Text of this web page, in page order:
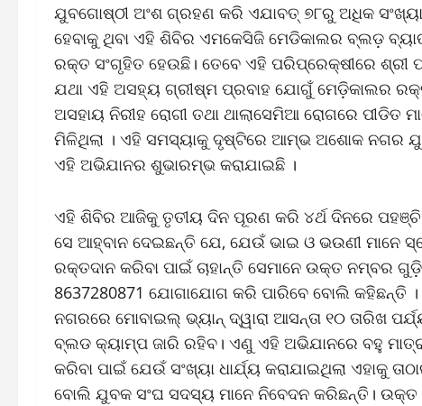
ଯୁବଗୋଷ୍ଠୀ ଅଂଶ ଗ୍ରହଣ କରି ଏଯାବତ୍ ୭୮ରୁ ଅଧିକ
ହେବାକୁ ଥିବା ଏହି ଶିବିର ଏମକେସିଜି ମେଡିକାଲର ବ୍ଲଡ଼
ରକ୍ତ ସଂଗୃହିତ ହେଉଛି। ତେବେ ଏହି ପରିପ୍ରେକ୍ଷୀରେ ଶ୍ରୀ
ଯଥା ଏହି ଅସହ୍ୟ ଗ୍ରୀଷ୍ମ ପ୍ରବାହ ଯୋଗୁଁ ମେଡ଼ିକାଲର
ଅସହାୟ ନିରୀହ ରୋଗୀ ତଥା ଥାଲାସେମିଆ ରୋଗରେ ପୀଡିତ
ମିଳିଥିଲା । ଏହି ସମସ୍ୟାକୁ ଦୃଷ୍ଟିରେ ଆମ୍ଭ ଅଶୋକ ନଗର ଯୁବ
ଏହି ଅଭିଯାନର ଶୁଭାରମ୍ଭ କରାଯାଇଛି ।
ଏହି ଶିବିର ଆଜିକୁ ତୃତୀୟ ଦିନ ପୂରଣ କରି ୪ର୍ଥ ଦିନରେ ପହଞ୍ଚି
ସେ ଆହ୍ବାନ ଦେଇଛନ୍ତି ଯେ, ଯେଉଁ ଭାଇ ଓ ଭଉଣୀ ମାନେ
ରକ୍ତଦାନ କରିବା ପାଇଁ ଚାହାନ୍ତି ସେମାନେ ଉକ୍ତ ନମ୍ବର
8637280871 ଯୋଗାଯୋଗ କରି ପାରିବେ ବୋଲି କହିଛନ୍ତି
ନଗରରେ ମୋବାଇଲ୍ ଭ୍ୟାନ୍ ଦ୍ୱାରା ଆସନ୍ତା ୧୦ ତାରିଖ
ବ୍ଲଡ କ୍ୟାମ୍ପ ଜାରି ରହିବ। ଏଣୁ ଏହି ଅଭିଯାନରେ ବହୁ
କରିବା ପାଇଁ ଯେଉଁ ସଂଖ୍ୟା ଧାର୍ଯ୍ୟ କରାଯାଇଥିଲା ଏହାକୁ
ବୋଲି ଯୁବକ ସଂଘ ସଦସ୍ୟ ମାନେ ନିବେଦନ କରିଛନ୍ତି।